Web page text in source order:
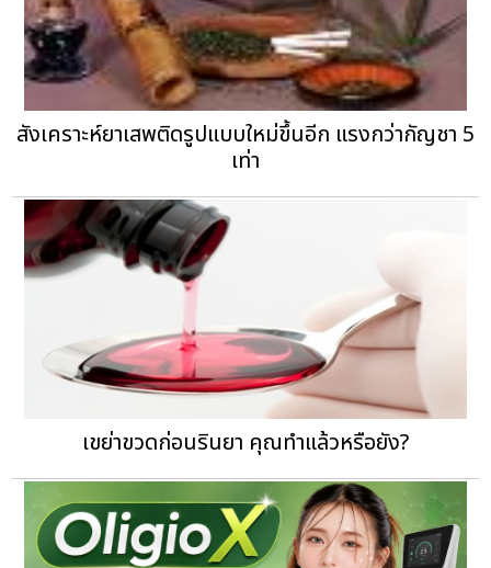
สังเคราะห์ยาเสพติดรูปแบบใหม่ขึ้นอีก แรงกว่ากัญชา 5
เท่า
เขย่าขวดก่อนรินยา คุณทำแล้วหรือยัง?